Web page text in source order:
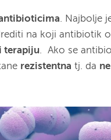
. Najbolje
na koji antibiotik
terapiju.Ako se
rezistentna tj. da